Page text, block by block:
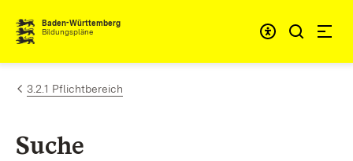
Zum Inhalt springen
Baden-Württemberg
Bildungspläne
3.2.1 Pflichtbereich
Suche